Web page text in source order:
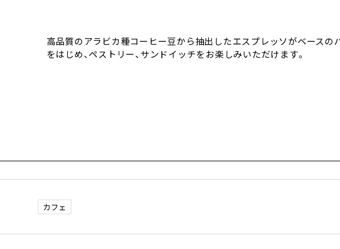
高品質のアラビカ種コーヒー豆から抽出したエスプレッソがベースの
をはじめ、ペストリー、サンドイッチをお楽しみいただけます。
カフェ